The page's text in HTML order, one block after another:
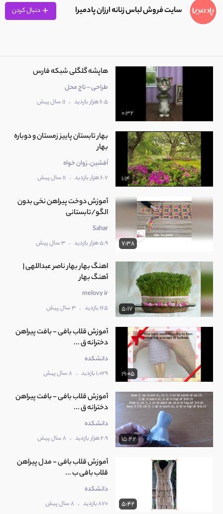
سایت فروش لباس زنانه ارزان پادمیرا
0:32
هاپشه گلگلی شبکه فارس
طراحی - تاج محل
6.5 هزار بازدید . 11 سال پیش
1:14
بهار تابستان پاییز زمستان و دوباره
بهار
اَفشین..رَوان خواه
6.7 هزار بازدید . 11 سال پیش
7:38
آموزش دوخت پیراهن نخی بدون
الگو/تابستانی
Sahar
5.9 هزار بازدید . 3 سال پیش
5:17
اهنگ بهار بهار ناصر عبداللهی |
آهنگ بهار
melovy ir
165 بازدید . 3 سال پیش
19:05
آموزش قلاب بافی - بافت پیراهن
دخترانه ق ...
دانشکده
1,029 بازدید . 8 سال پیش
15:42
آموزش قلاب بافی - بافت پیراهن
دخترانه ق ...
دانشکده
2.9 هزار بازدید . 8 سال پیش
5:42
آموزش قلاب بافی - مدل پیراهن
قلاب بافی ب ...
دانشکده
870 بازدید . 8 سال پیش